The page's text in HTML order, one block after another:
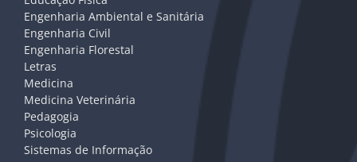
Engenharia Ambiental e Sanitária
Engenharia Civil
Engenharia Florestal
Letras
Medicina
Medicina Veterinária
Pedagogia
Psicologia
Sistemas de Informação